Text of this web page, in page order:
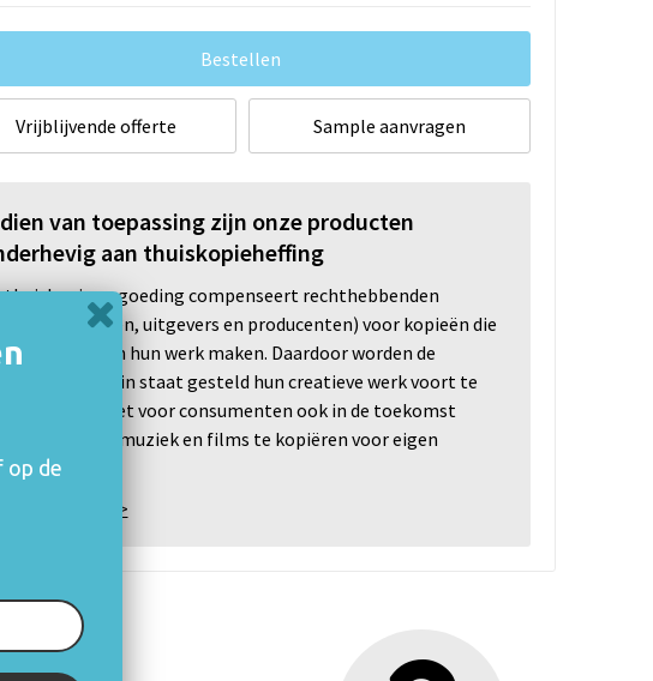
Bestellen
Vrijblijvende offerte Sample aanvragen
van toepassing zijn onze producten
aan thuiskopieheffing
thuiskopievergoeding compenseert rechthebbenden
artiesten, uitgevers en producenten) voor kopieën die
van hun werk maken. Daardoor worden de
in staat gesteld hun creatieve werk voort te
en blijft het voor consumenten ook in de toekomst
om o.a. muziek en films te kopiëren voor eigen
informatie >
op de